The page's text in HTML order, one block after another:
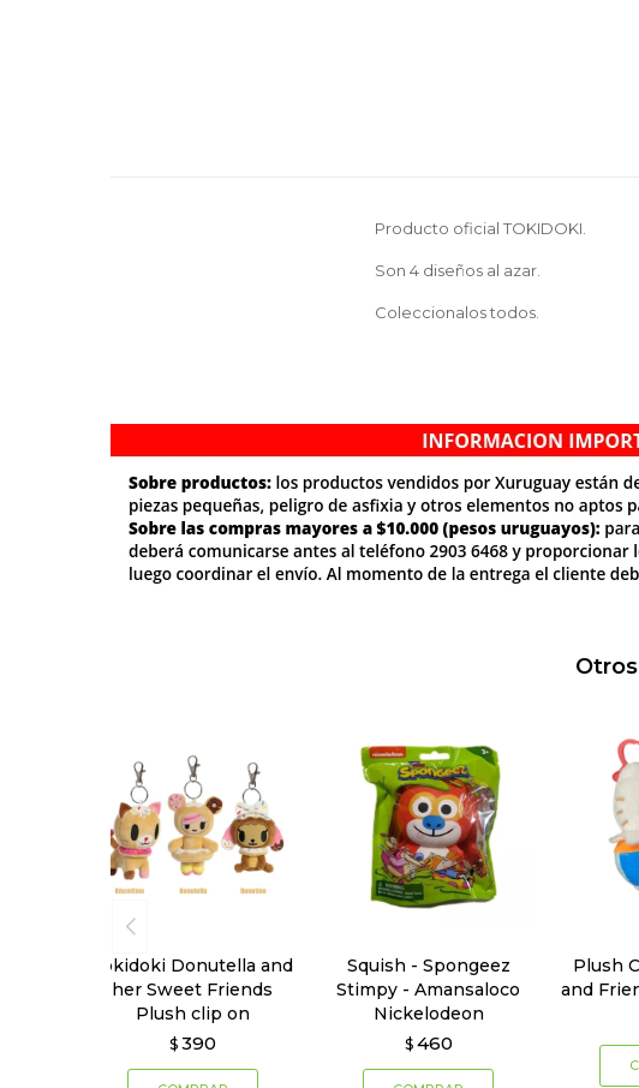
Producto oficial TOKIDOKI.
Son 4 diseños al azar.
Coleccionalos todos.
Tokidoki Donutella and
her Sweet Friends
Plush clip on
$ 390
Squish - Spongeez
Stimpy - Amansaloco
Nickelodeon
$ 460
Plush
and